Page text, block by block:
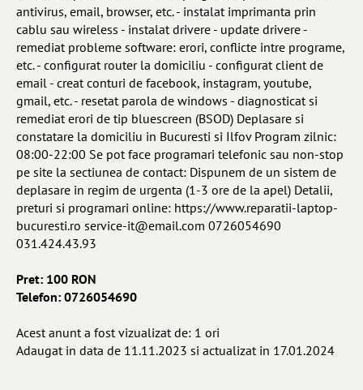
antivirus, email, browser, etc. - instalat imprimanta prin
cablu sau wireless - instalat drivere - update drivere -
remediat probleme software: erori, conflicte intre programe,
etc. - configurat router la domiciliu - configurat client de
email - creat conturi de facebook, instagram, youtube,
gmail, etc. - resetat parola de windows - diagnosticat si
remediat erori de tip bluescreen (BSOD) Deplasare si
constatare la domiciliu in Bucuresti si Ilfov Program zilnic:
08:00-22:00 Se pot face programari telefonic sau non-stop
pe site la sectiunea de contact: Dispunem de un sistem de
deplasare in regim de urgenta (1-3 ore de la apel) Detalii,
preturi si programari online: https://www.reparatii-laptop-
bucuresti.ro service-it@email.com 0726054690
031.424.43.93
Pret: 100 RON
Telefon: 0726054690
Acest anunt a fost vizualizat de: 1 ori
Adaugat in data de 11.11.2023 si actualizat in 17.01.2024